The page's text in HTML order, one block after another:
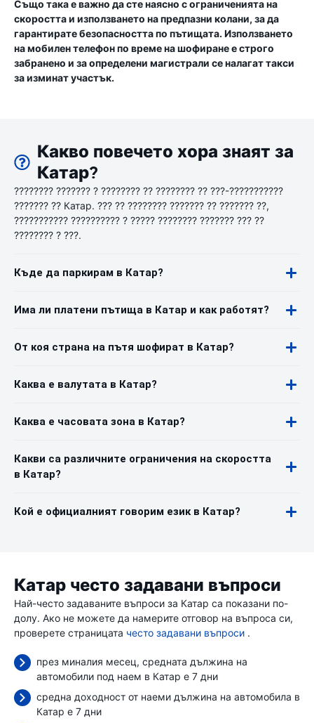
Също така е важно да сте наясно с ограниченията на
скоростта и използването на предпазни колани, за да
гарантирате безопасността по пътищата. Използването
на мобилен телефон по време на шофиране е строго
забранено и за определени магистрали се налагат такси
за изминат участък.
Какво повечето хора знаят за
Катар?
???????? ??????? ? ???????? ?? ???????? ?? ???-???????????
??????? ?? Катар. ??? ?? ???????? ??????? ?? ??????? ??,
??????????? ?????????? ? ????? ???????? ??????? ??? ??
???????? ? ???.
Къде да паркирам в Катар?
Има ли платени пътища в Катар и как работят?
От коя страна на пътя шофират в Катар?
Каква е валутата в Катар?
Каква е часовата зона в Катар?
Какви са различните ограничения на скоростта
в Катар?
Кой е официалният говорим език в Катар?
Катар често задавани въпроси
Най-често задаваните въпроси за Катар са показани по-
долу. Ако не можете да намерите отговор на въпроса си,
проверете страницата често задавани въпроси .
през миналия месец, средната дължина на
автомобили под наем в Катар е 7 дни
средна доходност от наеми дължина на автомобила в
Катар е 7 дни